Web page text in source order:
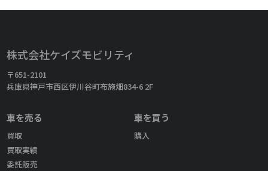
株式会社ケイズモビリティ
〒651-2101
兵庫県神戸市西区伊川谷町布施畑834-6 2F
車を売る
買取
買取実績
委託販売
車を買う
購入